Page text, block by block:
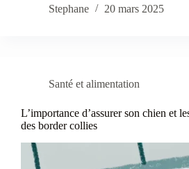
Stephane
20 mars 2025
Santé et alimentation
L’importance d’assurer son chien et
des border collies